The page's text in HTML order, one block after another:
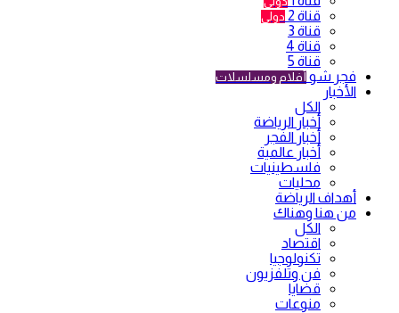
قناة 2 دولي
قناة 3
قناة 4
قناة 5
فجر شو أفلام ومسلسلات
الأخبار
الكل
أخبار الرياضة
أخبار الفجر
أخبار عالمية
فلسطينيات
محليات
أهداف الرياضة
من هنا وهناك
الكل
اقتصاد
تكنولوجيا
فن وتلفزيون
قضايا
منوعات